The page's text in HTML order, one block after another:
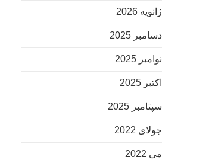
ژانویه 2026
دسامبر 2025
نوامبر 2025
اکتبر 2025
سپتامبر 2025
جولای 2022
می 2022